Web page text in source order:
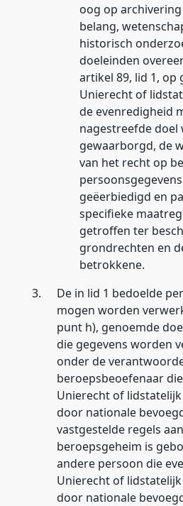
oog op
belang,
historisch
doeleinden
artikel 89, lid 1, op
Unierecht of
de evenredigheid
nagestreefde doel
gewaarborgd, de
van het recht op
geëerbiedigd en
specifieke
getroffen ter
grondrechten en
betrokkene.
3.
De in lid 1 bedoelde
mogen worden
punt h), genoemde
die gegevens worden
onder de
beroepsbeoefenaar
Unierecht of
door nationale
vastgestelde regels
beroepsgeheim is
andere persoon die
Unierecht of
door nationale